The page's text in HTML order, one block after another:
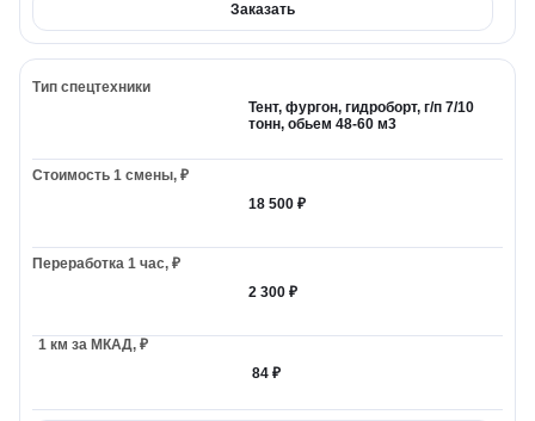
Заказать
Тент, фургон, гидроборт, г/п 7/10
тонн, обьем 48-60 м3
18 500 ₽
2 300 ₽
84 ₽